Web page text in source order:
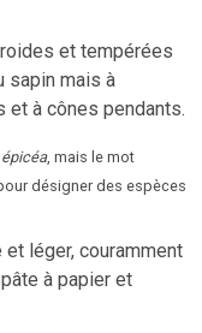
et tempérées
sapin mais à
et à cônes pendants.
épicéa, mais le mot
désigner des espèces
et léger, couramment
à papier et